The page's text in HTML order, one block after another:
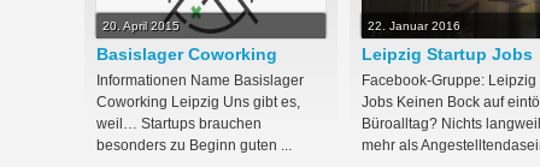
20. April 2015
Basislager Coworking
Informationen Name Basislager
Coworking Leipzig Uns gibt es,
weil… Startups brauchen
besonders zu Beginn guten ...
22. Januar 2016
Leipzig Startup Jobs
Facebook-Gruppe: Leipzig
Jobs Keinen Bock auf
Büroalltag? Nichts
mehr als